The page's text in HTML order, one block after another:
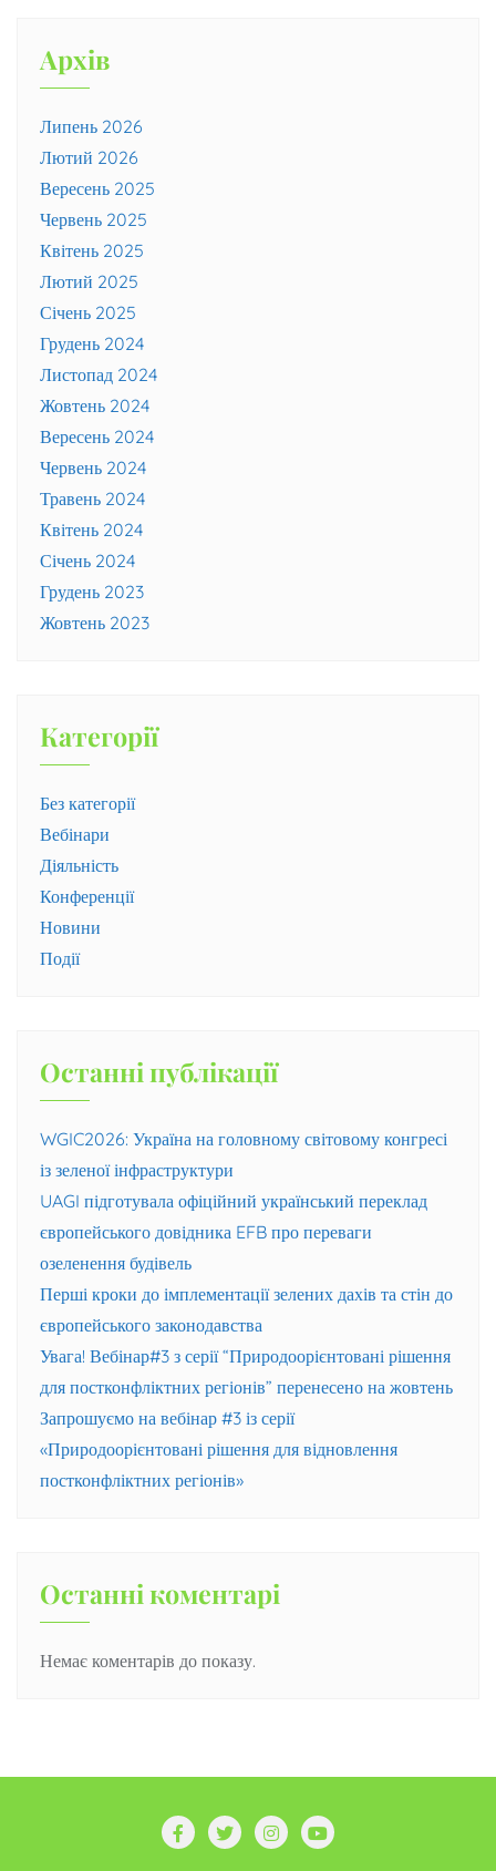
Архів
Липень 2026
Лютий 2026
Вересень 2025
Червень 2025
Квітень 2025
Лютий 2025
Січень 2025
Грудень 2024
Листопад 2024
Жовтень 2024
Вересень 2024
Червень 2024
Травень 2024
Квітень 2024
Січень 2024
Грудень 2023
Жовтень 2023
Категорії
Без категорії
Вебінари
Діяльність
Конференції
Новини
Події
Останні публікації
WGIC2026: Україна на головному світовому конгресі
із зеленої інфраструктури
UAGI підготувала офіційний український переклад
європейського довідника EFB про переваги
озеленення будівель
Перші кроки до імплементації зелених дахів та стін до
європейського законодавства
Увага! Вебінар#3 з серії “Природоорієнтовані рішення
для постконфліктних регіонів” перенесено на жовтень
Запрошуємо на вебінар #3 із серії
«Природоорієнтовані рішення для відновлення
постконфліктних регіонів»
Останні коментарі
Немає коментарів до показу.